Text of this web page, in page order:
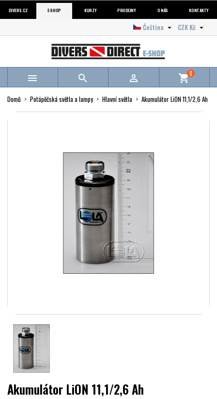
DIVERS.CZ E-SHOP KURZY PRODEJNY O NÁS KONTAKTY
CZK Kč 
Čeština 
   shopping_cart0
Domů Potápěčská světla a lampy Hlavní světla Akumulátor LiON 11,1/2,6 Ah
Akumulátor LiON 11,1/2,6 Ah